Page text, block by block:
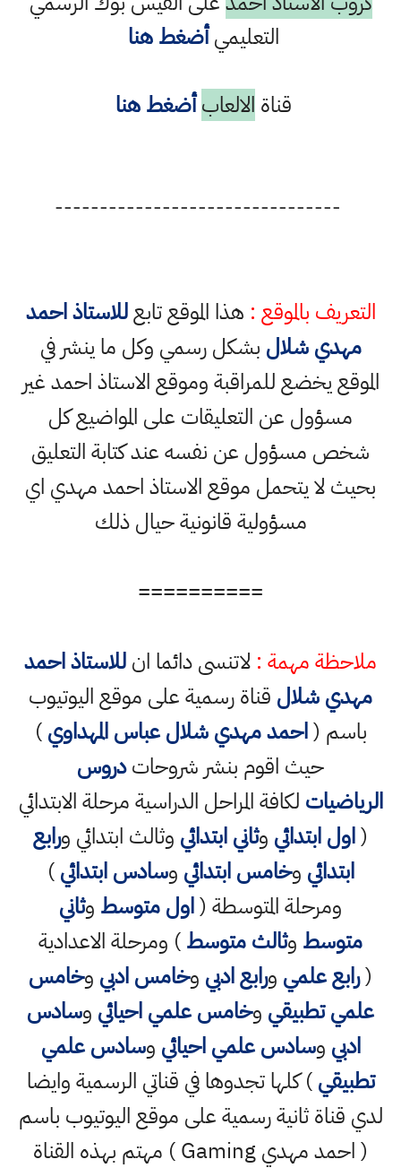
التعليميأضغط هنا
قناة الالعاب أضغط هنا
--------------------------------
التعريف بالموقع : هذا الموقع تابعللاستاذ احمد
مهدي شلال بشكل رسمي وكل ما ينشر في
الموقع يخضع للمراقبة وموقع الاستاذ احمد غير
مسؤول عن التعليقات على المواضيع كل
شخص مسؤول عن نفسه عند كتابة التعليق
بحيث لا يتحمل موقع الاستاذ احمد مهدي اي
مسؤولية قانونية حيال ذلك
==========
ملاحظة مهمة : لاتنسى دائما انللاستاذ احمد
مهدي شلال قناة رسمية على موقع اليوتيوب
باسم (احمد مهدي شلال عباس المهداوي)
حيث اقوم بنشر شروحاتدروس
الرياضيات لكافة المراحل الدراسية مرحلة الابتدائي
(اول ابتدائي وثاني ابتدائي وثالث ابتدائي ورابع
ابتدائي وخامس ابتدائي وسادس ابتدائي)
ومرحلة المتوسطة (اول متوسط وثاني
متوسط وثالث متوسط) ومرحلة الاعدادية
(رابع علمي ورابع ادبي وخامس ادبي وخامس
علمي تطبيقي وخامس علمي احيائي وسادس
ادبي وسادس علمي احيائي وسادس علمي
تطبيقي) كلها تجدوها في قناتي الرسمية وايضا
لدي قناة ثانية رسمية على موقع اليوتيوب باسم
( احمد مهدي Gaming ) مهتم بهذه القناة